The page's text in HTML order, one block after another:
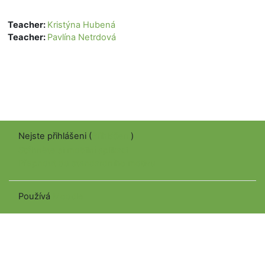
Teacher: Kristýna Hubená
Teacher: Pavlína Netrdová
Nejste přihlášeni (
)
Používá